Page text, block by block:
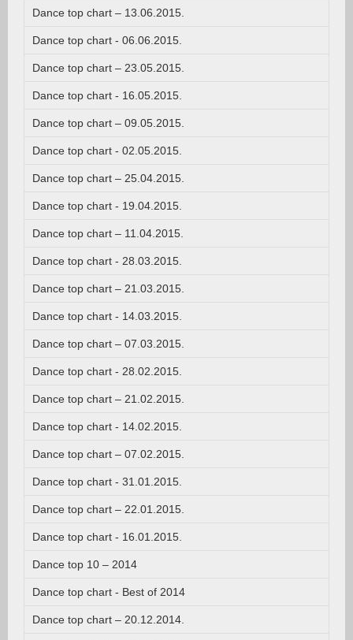
Dance top chart – 13.06.2015.
Dance top chart - 06.06.2015.
Dance top chart – 23.05.2015.
Dance top chart - 16.05.2015.
Dance top chart – 09.05.2015.
Dance top chart - 02.05.2015.
Dance top chart – 25.04.2015.
Dance top chart - 19.04.2015.
Dance top chart – 11.04.2015.
Dance top chart - 28.03.2015.
Dance top chart – 21.03.2015.
Dance top chart - 14.03.2015.
Dance top chart – 07.03.2015.
Dance top chart - 28.02.2015.
Dance top chart – 21.02.2015.
Dance top chart - 14.02.2015.
Dance top chart – 07.02.2015.
Dance top chart - 31.01.2015.
Dance top chart – 22.01.2015.
Dance top chart - 16.01.2015.
Dance top 10 – 2014
Dance top chart - Best of 2014
Dance top chart – 20.12.2014.